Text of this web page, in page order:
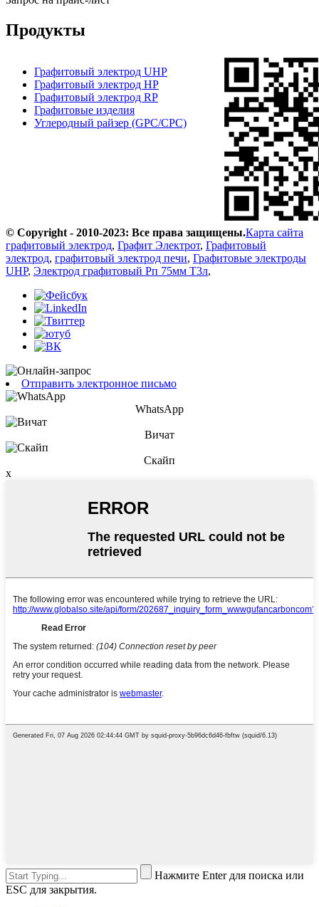
Продукты
Графитовый электрод UHP
Графитовый электрод HP
Графитовый электрод RP
Графитовые изделия
Углеродный райзер (GPC/CPC)
© Copyright - 2010-2023: Все права защищены.Карта сайта
графитовый электрод, Графит Электрот, Графитовый
электрод, графитовый электрод печи, Графитовые электроды
UHP, Электрод графитовый Рп 75мм Т3л,
Отправить электронное письмо
WhatsApp
Вичат
Скайп
x
Нажмите Enter для поиска или
ESC для закрытия.